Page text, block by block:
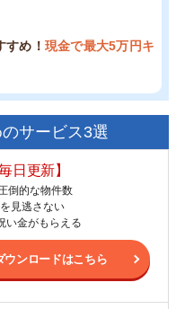
すめ！ 現金で最大5万円キ
サービス3選
日更新】
倒的な物件数
見逃さない
い金がもらえる
ウンロードはこちら